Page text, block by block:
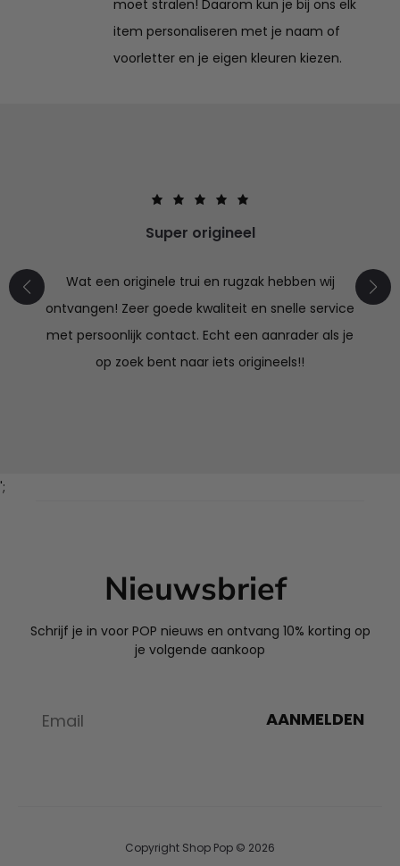
moet stralen! Daarom kun je bij ons elk
item personaliseren met je naam of
voorletter en je eigen kleuren kiezen.
Super origineel
Wat een originele trui en rugzak hebben wij
ontvangen! Zeer goede kwaliteit en snelle service
met persoonlijk contact. Echt een aanrader als je
op zoek bent naar iets origineels!!
';
Nieuwsbrief
Schrijf je in voor POP nieuws en ontvang 10% korting op
je volgende aankoop
AANMELDEN
Copyright Shop Pop © 2026